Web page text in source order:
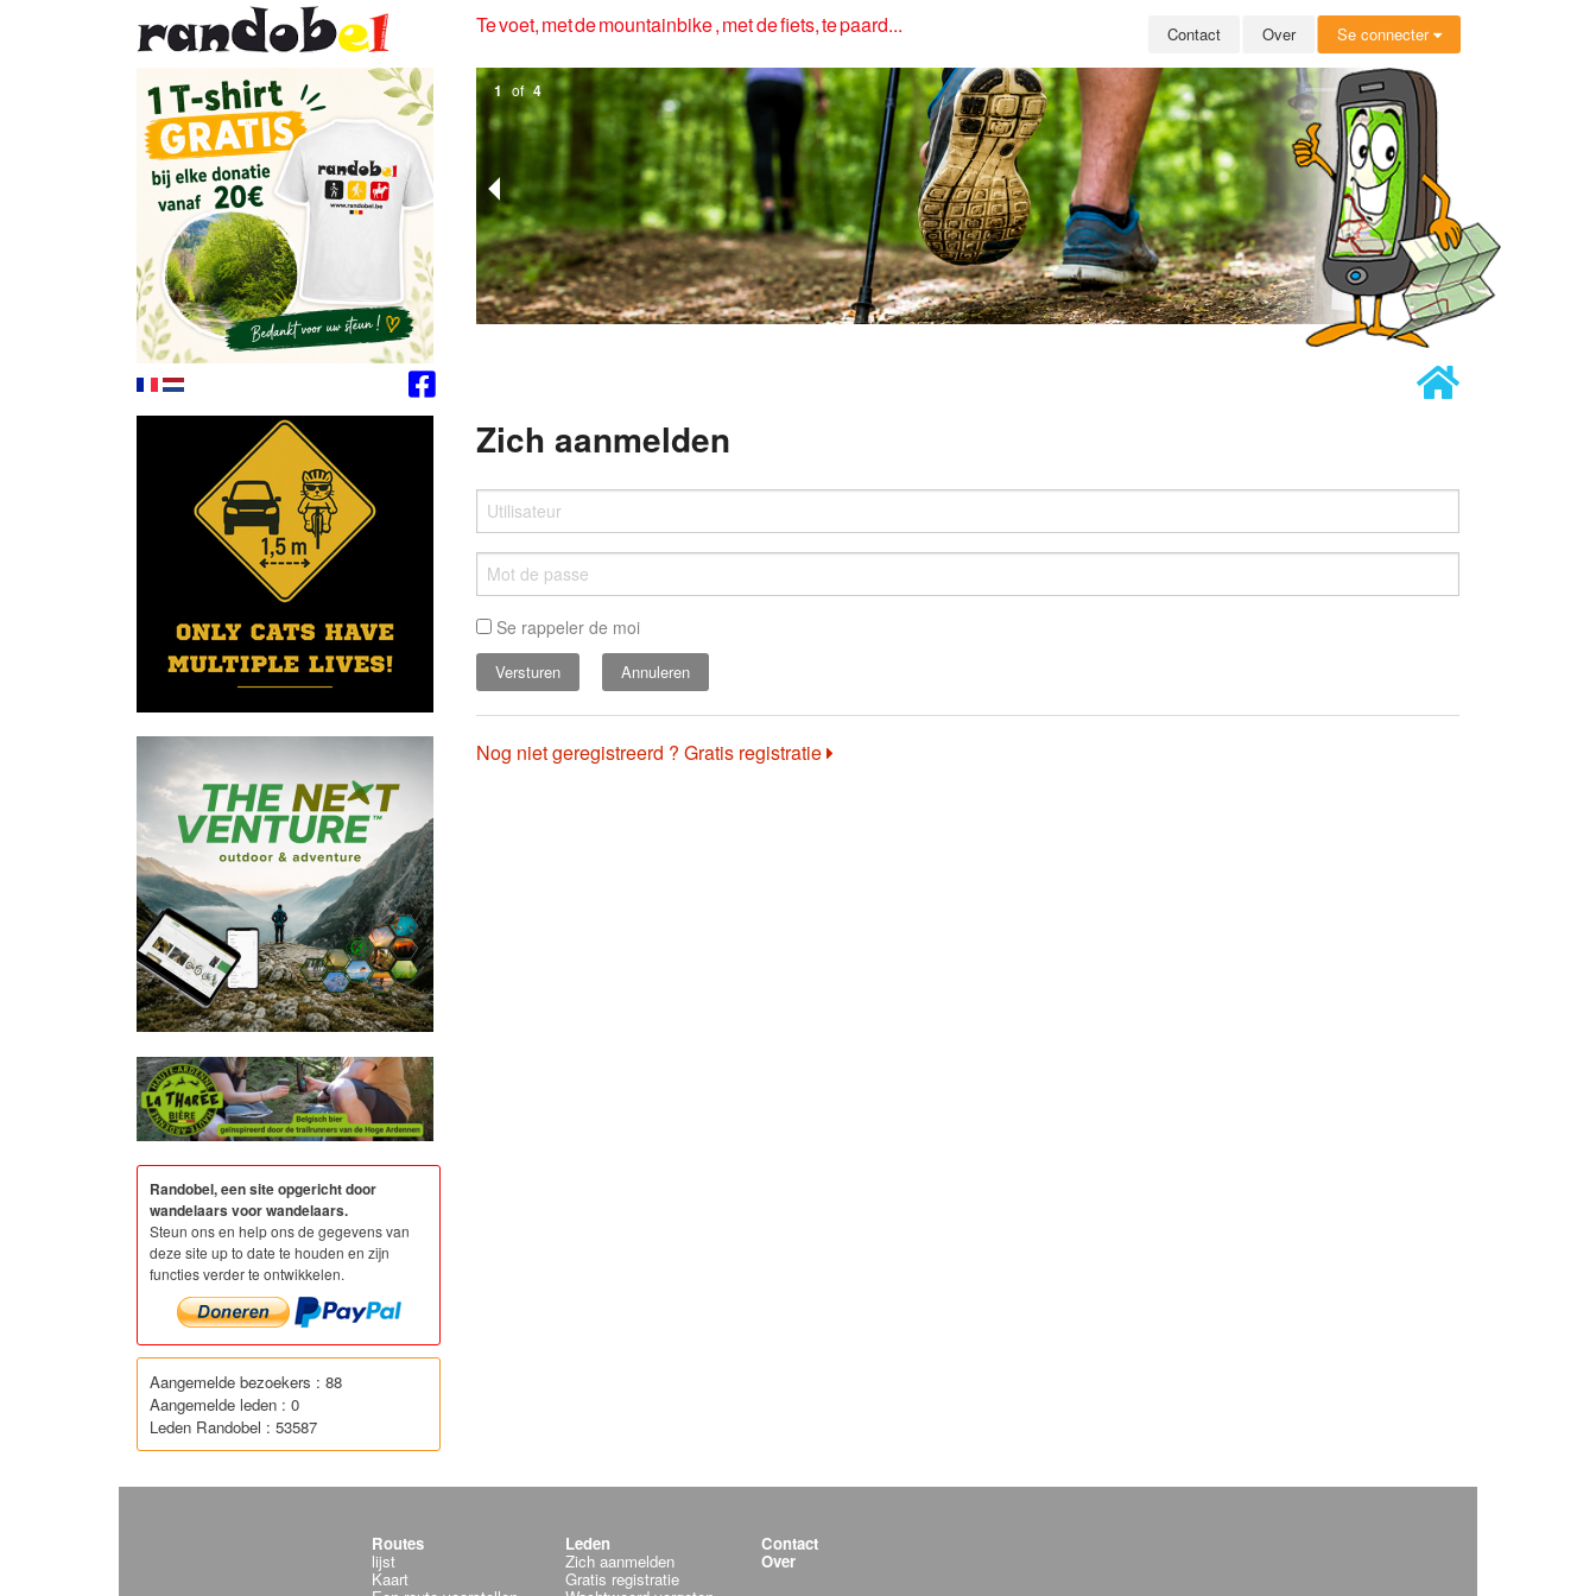
Te voet, met de mountainbike , met de fiets, te paard... Contact Over Se connecter
1 of 4
Zich aanmelden
Se rappeler de moi
Annuleren
Nog niet geregistreerd ? Gratis registratie
Randobel, een site opgericht door
wandelaars voor wandelaars.
Steun ons en help ons de gegevens van
deze site up to date te houden en zijn
functies verder te ontwikkelen.
Aangemelde bezoekers : 88
Aangemelde leden : 0
Leden Randobel : 53587
Routes
lijst
Kaart
Leden
Zich aanmelden
Gratis registratie
Contact
Over